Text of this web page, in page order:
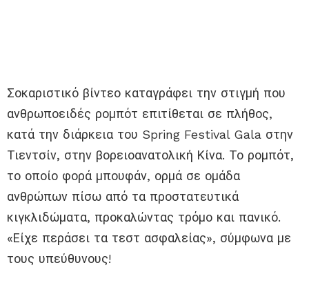
Σοκαριστικό βίντεο καταγράφει την στιγμή που
ανθρωποειδές ρομπότ επιτίθεται σε πλήθος,
κατά την διάρκεια του Spring Festival Gala στην
Τιεντσίν, στην βορειοανατολική Κίνα. Το ρομπότ,
το οποίο φορά μπουφάν, ορμά σε ομάδα
ανθρώπων πίσω από τα προστατευτικά
κιγκλιδώματα, προκαλώντας τρόμο και πανικό.
«Είχε περάσει τα τεστ ασφαλείας», σύμφωνα με
τους υπεύθυνους!